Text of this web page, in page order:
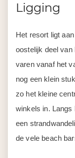
Ligging
Het resort ligt
oostelijk deel van
varen vanaf het
nog een klein
zo het kleine
winkels in. Langs
een
de vele beach